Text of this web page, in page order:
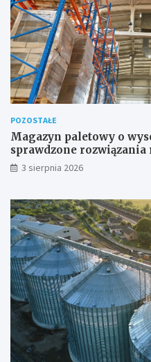
POZOSTAŁE
Magazyn paletowy o
sprawdzone
dla wymagających
3 sierpnia 2026